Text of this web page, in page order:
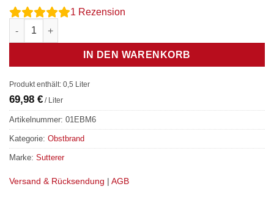
1 Rezension
Sutterer 1799 Kirschwasser Menge
IN DEN WARENKORB
Produkt enthält: 0,5 Liter
69,98 € / Liter
Artikelnummer: 01EBM6
Kategorie: Obstbrand
Marke: Sutterer
Versand & Rücksendung | AGB